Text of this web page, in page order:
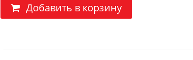
Добавить в корзину